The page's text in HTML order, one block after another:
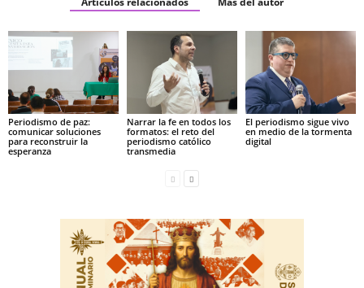
Periodismo de paz:
comunicar soluciones
para reconstruir la
esperanza
Narrar la fe en todos los
formatos: el reto del
periodismo católico
transmedia
El periodismo sigue vivo
en medio de la tormenta
digital